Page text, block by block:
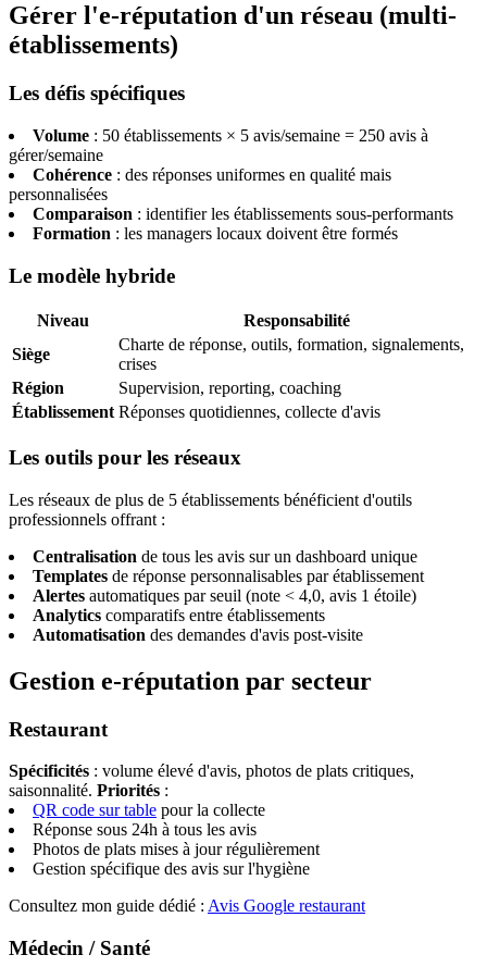
Gérer l'e-réputation d'un réseau (multi-
établissements)
Les défis spécifiques
Volume : 50 établissements × 5 avis/semaine = 250 avis à
gérer/semaine
Cohérence : des réponses uniformes en qualité mais
personnalisées
Comparaison : identifier les établissements sous-performants
Formation : les managers locaux doivent être formés
Le modèle hybride
Niveau
Responsabilité
Siège
Charte de réponse, outils, formation, signalements,
crises
Région
Supervision, reporting, coaching
Établissement Réponses quotidiennes, collecte d'avis
Les outils pour les réseaux
Les réseaux de plus de 5 établissements bénéficient d'outils
professionnels offrant :
Centralisation de tous les avis sur un dashboard unique
Templates de réponse personnalisables par établissement
Alertes automatiques par seuil (note < 4,0, avis 1 étoile)
Analytics comparatifs entre établissements
Automatisation des demandes d'avis post-visite
Gestion e-réputation par secteur
Restaurant
Spécificités : volume élevé d'avis, photos de plats critiques,
saisonnalité. Priorités :
QR code sur table pour la collecte
Réponse sous 24h à tous les avis
Photos de plats mises à jour régulièrement
Gestion spécifique des avis sur l'hygiène
Consultez mon guide dédié : Avis Google restaurant
Médecin / Santé